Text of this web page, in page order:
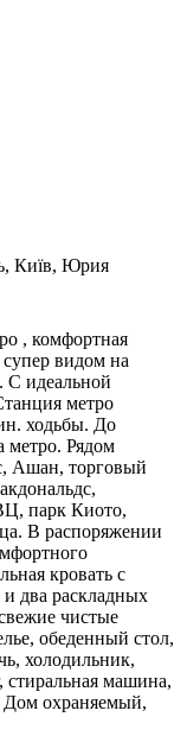
Київ, Юрия
, комфортная
видом на
С идеальной
метро
ходьбы. До
метро. Рядом
Ашан, торговый
парк Киото,
В распоряжении
кровать с
два раскладных
чистые
обеденный стол,
холодильник,
стиральная машина,
Дом охраняемый,